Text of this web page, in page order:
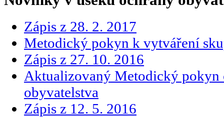
Zápis z 28. 2. 2017
Metodický pokyn k vytváření
Zápis z 27. 10. 2016
Aktualizovaný Metodický pokyn
obyvatelstva
Zápis z 12. 5. 2016